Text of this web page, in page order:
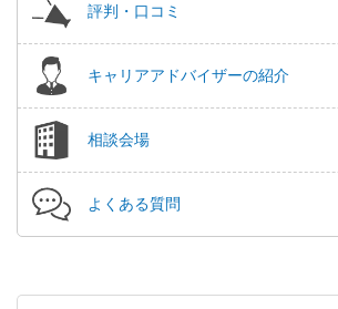
評判・口コミ
キャリアアドバイザーの紹介
相談会場
よくある質問